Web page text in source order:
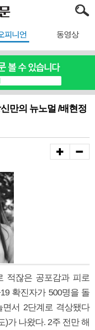
피니언 동영상
만의 뉴노멀 /배현정
적잖은 공포감과 피로
확진자가 500명을 돌
서 2단계로 격상됐다
)가 나왔다. 2주 전만 해